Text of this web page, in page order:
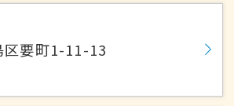
区要町1-11-13